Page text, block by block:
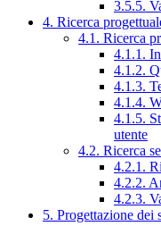
3.5.5.
4. Ricerca
4.1. Ricerca
4.1.1.
4.1.2.
4.1.3.
4.1.4.
4.1.5.
utente
4.2. Ricerca
4.2.1.
4.2.2.
4.2.3.
5. Progettazione dei